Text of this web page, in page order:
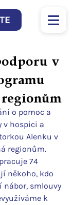
v
o pomoc a
v hospici a
Alenku v
regionům.
74
někoho, kdo
nábor, smlouvy
k